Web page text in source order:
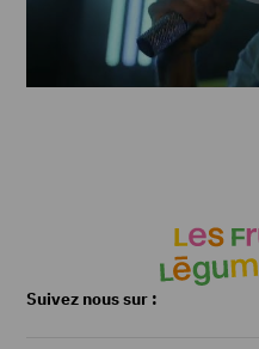
Suivez nous sur :